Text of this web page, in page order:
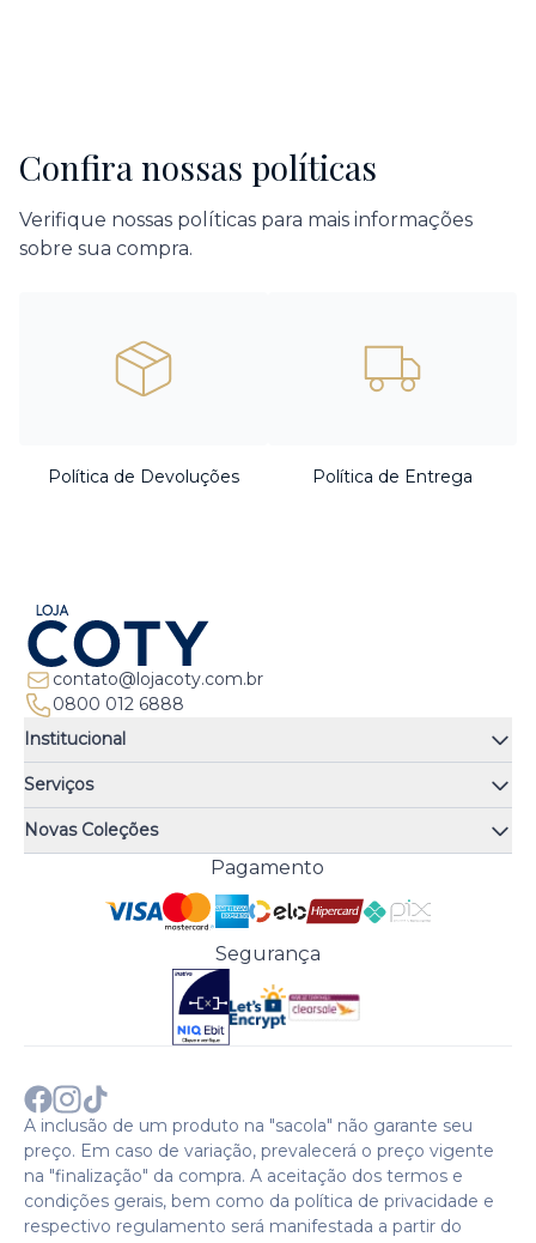
Confira nossas políticas
Verifique nossas políticas para mais informações
sobre sua compra.
Política de Devoluções Política de Entrega
contato@lojacoty.com.br
0800 012 6888
Institucional
Quem somos
Quiz de fragrâncias
Trocas e Devoluções
Troque Fácil
Perguntas Frequentes
Política de Pagamento
Política de Entrega
Política de Privacidade
Comprar com CNPJ?
Sobre a COTY no mundo
Serviços
Atendimento
Meus Pedidos
Trabalhe Conosco
Preferências de Cookies
Novas Coleções
Cenoura & Bronze
Pagamento
Segurança
A inclusão de um produto na "sacola" não garante seu
preço. Em caso de variação, prevalecerá o preço vigente
na "finalização" da compra. A aceitação dos termos e
condições gerais, bem como da política de privacidade e
respectivo regulamento será manifestada a partir do